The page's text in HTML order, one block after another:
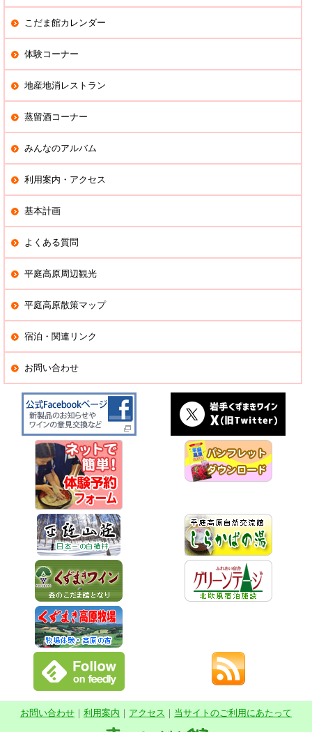
こだま館カレンダー
体験コーナー
地産地消レストラン
蒸留酒コーナー
みんなのアルバム
利用案内・アクセス
基本計画
よくある質問
平庭高原周辺観光
平庭高原散策マップ
宿泊・関連リンク
お問い合わせ
お問い合わせ ｜ 利用案内 ｜ アクセス ｜ 当サイトのご利用にあたって